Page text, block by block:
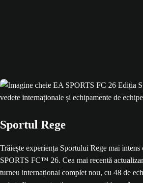
Sportul Rege
Trăiește experiența Sportului Rege mai
SPORTS FC™ 26. Cea mai recentă
turneu internațional complet nou, cu 48 de